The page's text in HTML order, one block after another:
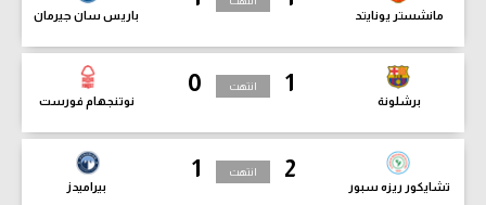
مانشستر يونايتد باريس سان جيرمان
1
برشلونة
0
نوتنجهام فورست
انتهت
2
تشايكور ريزه سبور
1
بيراميدز
انتهت